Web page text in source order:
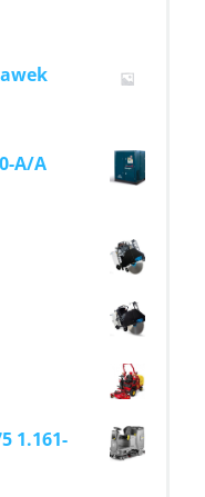
A/A
1.161-